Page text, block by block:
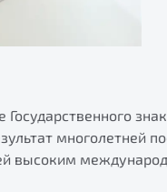
многолетней
высоким